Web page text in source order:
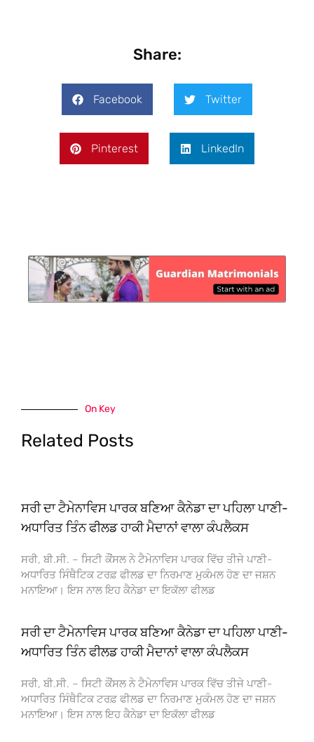
Share:
Facebook Twitter
Pinterest LinkedIn
On Key
Related Posts
ਸਰੀ ਦਾ ਟੈਮੇਨਾਵਿਸ ਪਾਰਕ ਬਣਿਆ ਕੈਨੇਡਾ ਦਾ ਪਹਿਲਾ ਪਾਣੀ-
ਅਧਾਰਿਤ ਤਿੰਨ ਫੀਲਡ ਹਾਕੀ ਮੈਦਾਨਾਂ ਵਾਲਾ ਕੰਪਲੈਕਸ
ਸਰੀ, ਬੀ.ਸੀ. – ਸਿਟੀ ਕੌਂਸਲ ਨੇ ਟੈਮੇਨਾਵਿਸ ਪਾਰਕ ਵਿੱਚ ਤੀਜੇ ਪਾਣੀ-
ਅਧਾਰਿਤ ਸਿੰਥੈਟਿਕ ਟਰਫ਼ ਫੀਲਡ ਦਾ ਨਿਰਮਾਣ ਮੁਕੰਮਲ ਹੋਣ ਦਾ ਜਸ਼ਨ
ਮਨਾਇਆ। ਇਸ ਨਾਲ ਇਹ ਕੈਨੇਡਾ ਦਾ ਇਕੱਲਾ ਫੀਲਡ
ਸਰੀ ਦਾ ਟੈਮੇਨਾਵਿਸ ਪਾਰਕ ਬਣਿਆ ਕੈਨੇਡਾ ਦਾ ਪਹਿਲਾ ਪਾਣੀ-
ਅਧਾਰਿਤ ਤਿੰਨ ਫੀਲਡ ਹਾਕੀ ਮੈਦਾਨਾਂ ਵਾਲਾ ਕੰਪਲੈਕਸ
ਸਰੀ, ਬੀ.ਸੀ. – ਸਿਟੀ ਕੌਂਸਲ ਨੇ ਟੈਮੇਨਾਵਿਸ ਪਾਰਕ ਵਿੱਚ ਤੀਜੇ ਪਾਣੀ-
ਅਧਾਰਿਤ ਸਿੰਥੈਟਿਕ ਟਰਫ਼ ਫੀਲਡ ਦਾ ਨਿਰਮਾਣ ਮੁਕੰਮਲ ਹੋਣ ਦਾ ਜਸ਼ਨ
ਮਨਾਇਆ। ਇਸ ਨਾਲ ਇਹ ਕੈਨੇਡਾ ਦਾ ਇਕੱਲਾ ਫੀਲਡ